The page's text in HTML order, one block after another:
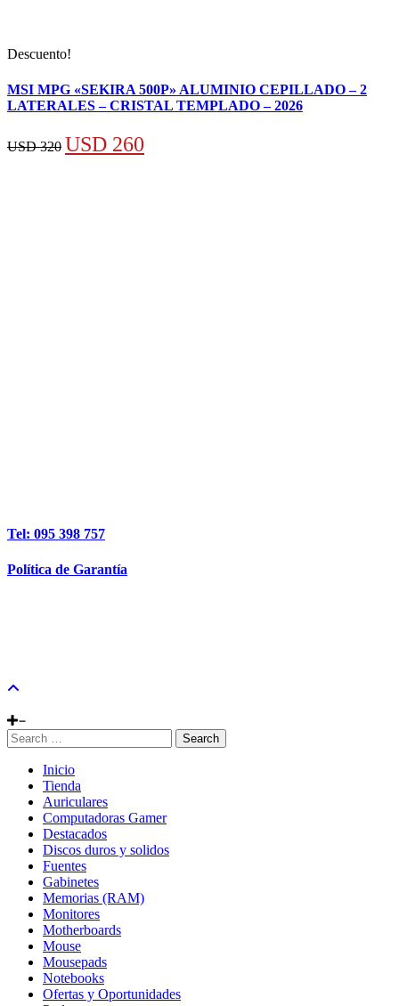
Descuento!
MSI MPG «SEKIRA 500P» ALUMINIO CEPILLADO – 2
LATERALES – CRISTAL TEMPLADO – 2026
USD320 El
USD 260
Tel: 095 398 757
Política de Garantía
Search
Inicio
Tienda
Auriculares
Computadoras Gamer
Destacados
Discos duros y solidos
Fuentes
Gabinetes
Memorias (RAM)
Monitores
Motherboards
Mouse
Mousepads
Notebooks
Ofertas y Oportunidades